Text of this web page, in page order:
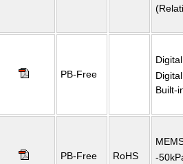
PB-Free
Built-
PB-Free RoHS
-